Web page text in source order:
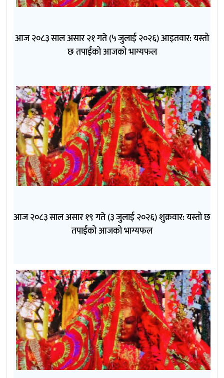
आज २०८३ साल असार २१ गते (५ जुलाई २०२६) आइतवार: यस्तो
छ तपाईंको आजको भाग्यफल
आज २०८३ साल असार १९ गते (३ जुलाई २०२६) शुक्रवार: यस्तो छ
तपाईंको आजको भाग्यफल